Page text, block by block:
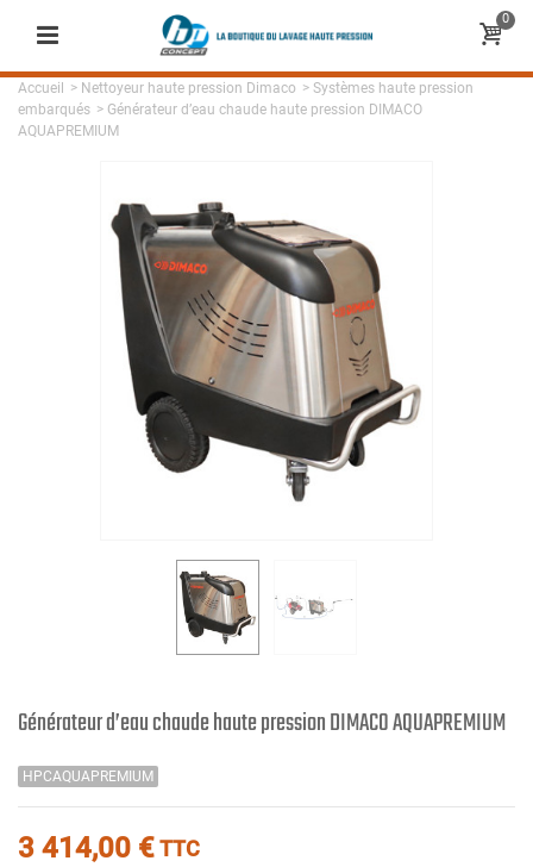
0
Accueil > Nettoyeur haute pression Dimaco > Systèmes haute pression
embarqués > Générateur d’eau chaude haute pression DIMACO
AQUAPREMIUM
Générateur d’eau chaude haute pression DIMACO AQUAPREMIUM
HPCAQUAPREMIUM
3 414,00 €TTC